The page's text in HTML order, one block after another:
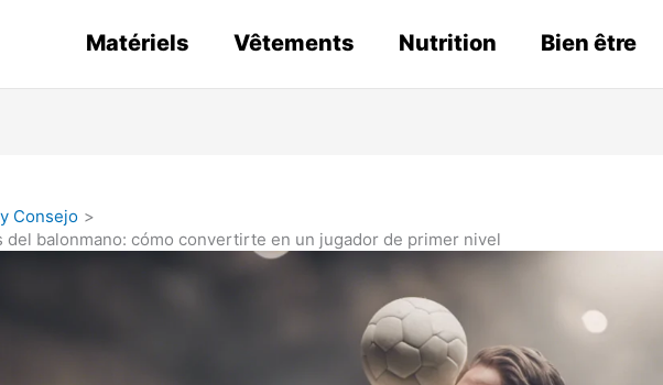
Matériels Vêtements Nutrition Bien être
Consejo
del balonmano: cómo convertirte en un jugador de primer nivel